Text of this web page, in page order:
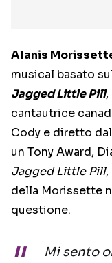
Alanis
musical basato
Jagged Little Pill,
cantautrice
Cody e diretto
un Tony Award,
Jagged Little Pill,
della Morissette
questione.
Mi sento